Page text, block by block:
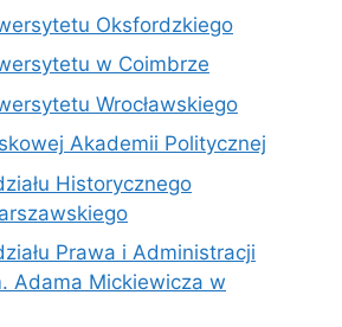
Oksfordzkiego
w Coimbrze
Wrocławskiego
Akademii Politycznej
Historycznego
Prawa i Administracji
Adama Mickiewicza w